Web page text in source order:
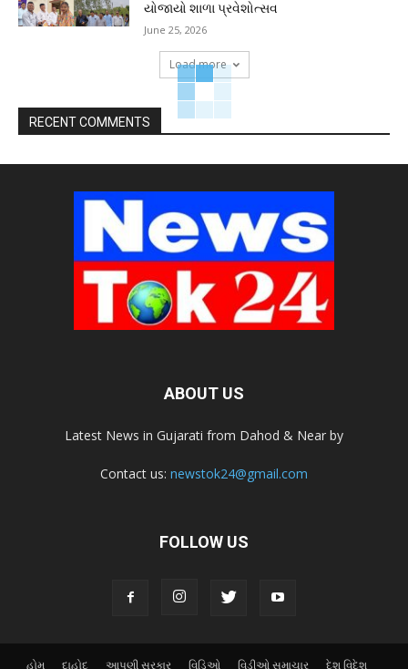
યોજાયો શાળા પ્રવેશોત્સવ
June 25, 2026
Load more
RECENT COMMENTS
ABOUT US
Latest News in Gujarati from Dahod & Near by
Contact us: newstok24@gmail.com
FOLLOW US
હોમ દાહોદ આપણી સરકાર વિડિઓ વિડીઓ સમાચાર દેશ વિદેશ